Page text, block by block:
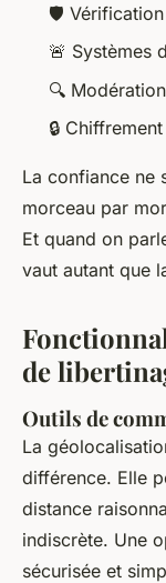
🛡️ Vérification
🚨 Systèmes
🔍
🔒
La confiance ne
morceau par
Et quand on
vaut autant que
de
Outils de
La
différence. Elle
distance
indiscrète. Une
sécurisée et